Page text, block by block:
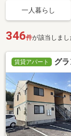
一人暮らし
346件が該当しまし
賃貸アパート グ